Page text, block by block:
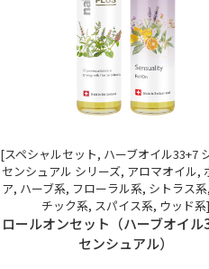
[スペシャルセット, ハーブオイル33+7
センシュアル シリーズ, アロマオイル,
ア, ハーブ系, フローラル系, シトラス
チック系, スパイス系, ウッド系]
ロールオンセット（ハーブオイル
センシュアル）